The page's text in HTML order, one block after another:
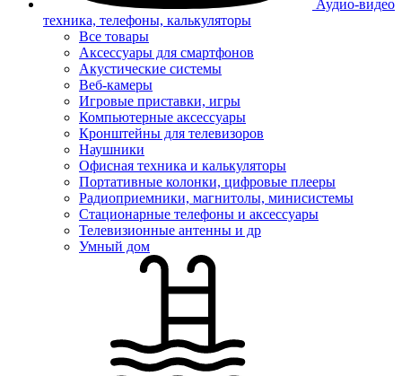
Аудио-видео
техника, телефоны, калькуляторы
Все товары
Аксессуары для смартфонов
Акустические системы
Веб-камеры
Игровые приставки, игры
Компьютерные аксессуары
Кронштейны для телевизоров
Наушники
Офисная техника и калькуляторы
Портативные колонки, цифровые плееры
Радиоприемники, магнитолы, минисистемы
Стационарные телефоны и аксессуары
Телевизионные антенны и др
Умный дом